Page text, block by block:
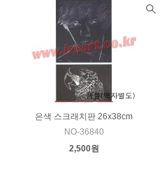
은색 스크래치판 26x38cm
NO-36840
2,500원